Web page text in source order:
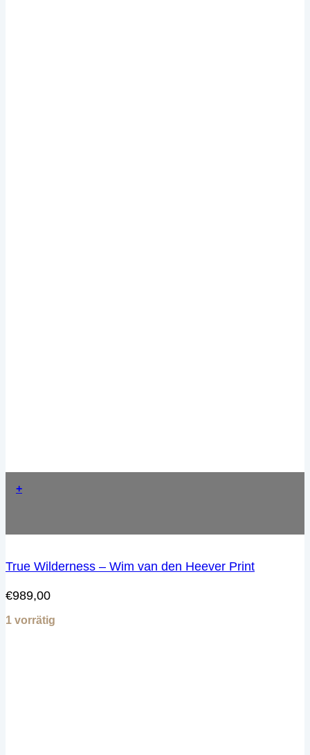
+
True Wilderness – Wim van den Heever Print
€989,00
1 vorrätig